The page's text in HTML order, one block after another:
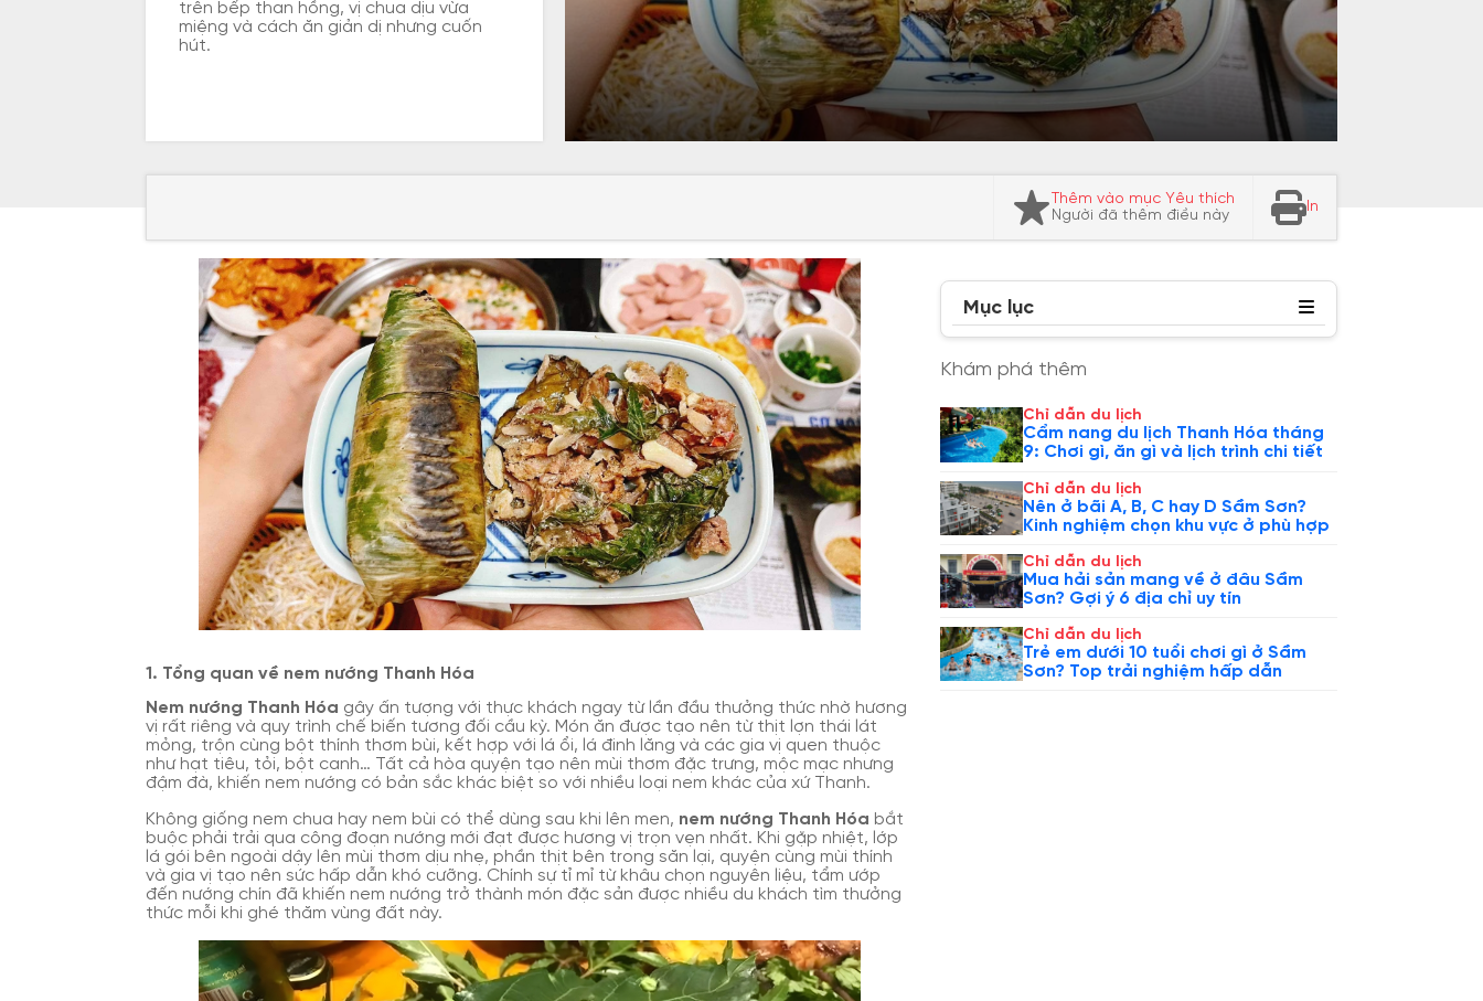
trên bếp than hồng, vị chua dịu vừa
miệng và cách ăn giản dị nhưng cuốn
hút.
Thêm vào mục Yêu thích
Người đã thêm điều này
In
1. Tổng quan về nem nướng Thanh Hóa
Nem nướng Thanh Hóa gây ấn tượng với thực khách ngay từ lần đầu thưởng thức nhờ hương
vị rất riêng và quy trình chế biến tương đối cầu kỳ. Món ăn được tạo nên từ thịt lợn thái lát
mỏng, trộn cùng bột thính thơm bùi, kết hợp với lá ổi, lá đinh lăng và các gia vị quen thuộc
như hạt tiêu, tỏi, bột canh… Tất cả hòa quyện tạo nên mùi thơm đặc trưng, mộc mạc nhưng
đậm đà, khiến nem nướng có bản sắc khác biệt so với nhiều loại nem khác của xứ Thanh.
Không giống nem chua hay nem bùi có thể dùng sau khi lên men, nem nướng Thanh Hóa bắt
buộc phải trải qua công đoạn nướng mới đạt được hương vị trọn vẹn nhất. Khi gặp nhiệt, lớp
lá gói bên ngoài dậy lên mùi thơm dịu nhẹ, phần thịt bên trong săn lại, quyện cùng mùi thính
và gia vị tạo nên sức hấp dẫn khó cưỡng. Chính sự tỉ mỉ từ khâu chọn nguyên liệu, tẩm ướp
đến nướng chín đã khiến nem nướng trở thành món đặc sản được nhiều du khách tìm thưởng
thức mỗi khi ghé thăm vùng đất này.
Mục lục
Khám phá thêm
Chỉ dẫn du lịch
Cẩm nang du lịch Thanh Hóa tháng
9: Chơi gì, ăn gì và lịch trình chi tiết
Chỉ dẫn du lịch
Nên ở bãi A, B, C hay D Sầm Sơn?
Kinh nghiệm chọn khu vực ở phù hợp
Chỉ dẫn du lịch
Mua hải sản mang về ở đâu Sầm
Sơn? Gợi ý 6 địa chỉ uy tín
Chỉ dẫn du lịch
Trẻ em dưới 10 tuổi chơi gì ở Sầm
Sơn? Top trải nghiệm hấp dẫn